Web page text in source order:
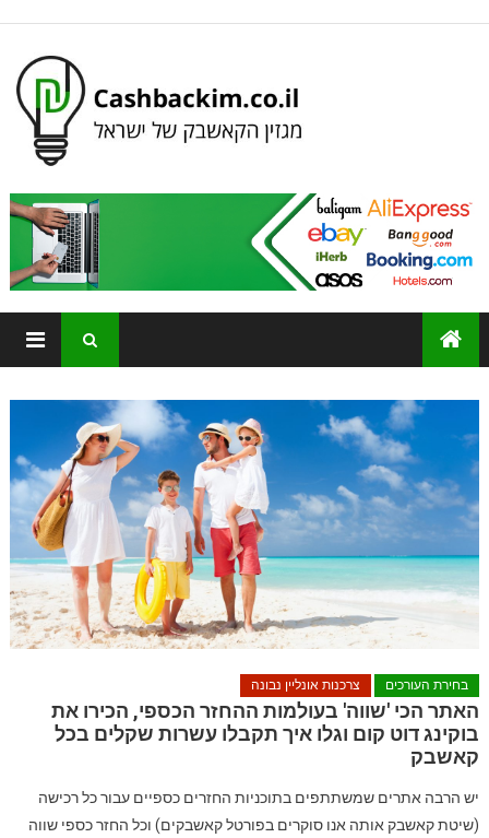
בחירת העורכים צרכנות אונליין נבונה
האתר הכי 'שווה' בעולמות ההחזר הכספי, הכירו את
בוקינג דוט קום וגלו איך תקבלו עשרות שקלים בכל
קאשבק
יש הרבה אתרים שמשתתפים בתוכניות החזרים כספיים עבור כל רכישה
(שיטת קאשבק אותה אנו סוקרים בפורטל קאשבקים) וכל החזר כספי שווה